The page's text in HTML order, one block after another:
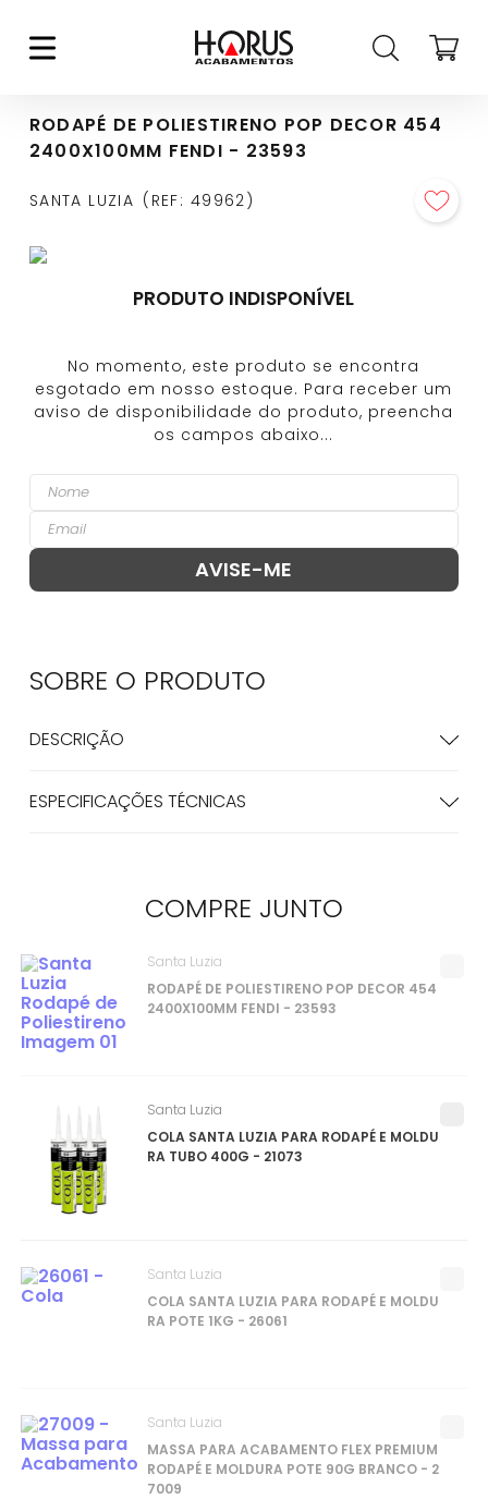
RODAPÉ DE POLIESTIRENO POP DECOR 454
2400X100MM FENDI - 23593
SANTA LUZIA REF: 49962
PRODUTO INDISPONÍVEL
SOBRE O PRODUTO
DESCRIÇÃO
ESPECIFICAÇÕES TÉCNICAS
COMPRE JUNTO
RODAPÉ DE POLIESTIRENO POP DECOR 454
2400X100MM FENDI - 23593
Santa Luzia
COLA SANTA LUZIA PARA RODAPÉ E MOLDU
RA TUBO 400G - 21073
Santa Luzia
COLA SANTA LUZIA PARA RODAPÉ E MOLDU
RA POTE 1KG - 26061
Santa Luzia
MASSA PARA ACABAMENTO FLEX PREMIUM
RODAPÉ E MOLDURA POTE 90G BRANCO - 2
7009
Santa Luzia